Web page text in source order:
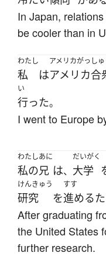
In Japan,
be cooler than in
わたし
私 は
アメリカがっしゅ
アメリカ合
い
行った。
I went to Europe
わたし
私の
あに
兄 は、
だいがく
大学
けんきゅう
研究 を
すす
進める
After graduating
the United States
further research.